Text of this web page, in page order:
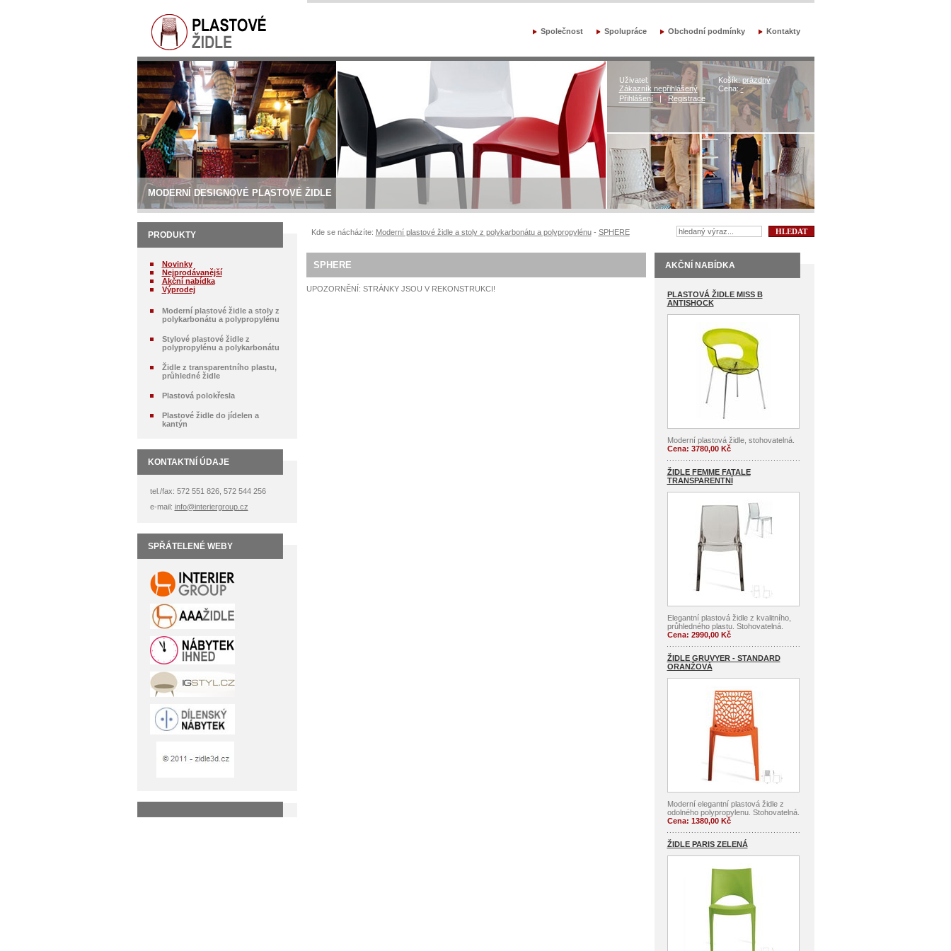
Společnost Spolupráce Obchodní podmínky Kontakty
MODERNÍ DESIGNOVÉ PLASTOVÉ ŽIDLE
Uživatel:
Zákazník nepřihlášený
Přihlášení|Registrace
Košík: prázdný
Cena: -
PRODUKTY
Novinky
Nejprodávanější
Akční nabídka
Výprodej
Moderní plastové židle a stoly z
polykarbonátu a polypropylénu
Stylové plastové židle z
polypropylénu a polykarbonátu
Židle z transparentního plastu,
průhledné židle
Plastová polokřesla
Plastové židle do jídelen a
kantýn
KONTAKTNÍ ÚDAJE
tel./fax: 572 551 826, 572 544 256
e-mail: info@interiergroup.cz
SPŘÁTELENÉ WEBY
Kde se nácházíte: Moderní plastové židle a stoly z polykarbonátu a polypropylénu- SPHERE
SPHERE
UPOZORNĚNÍ: STRÁNKY JSOU V REKONSTRUKCI!
AKČNÍ NABÍDKA
PLASTOVÁ ŽIDLE MISS B
ANTISHOCK
Moderní plastová židle, stohovatelná.
Cena: 3780,00 Kč
ŽIDLE FEMME FATALE
TRANSPARENTNÍ
Elegantní plastová židle z kvalitního,
průhledného plastu. Stohovatelná.
Cena: 2990,00 Kč
ŽIDLE GRUVYER - STANDARD
ORANŽOVÁ
Moderní elegantní plastová židle z
odolného polypropylenu. Stohovatelná.
Cena: 1380,00 Kč
ŽIDLE PARIS ZELENÁ